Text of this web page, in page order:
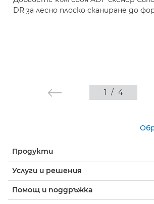
DR за лесно плоско сканиране до
1 / 4
Продукти
Услуги и решения
Помощ и поддръжка